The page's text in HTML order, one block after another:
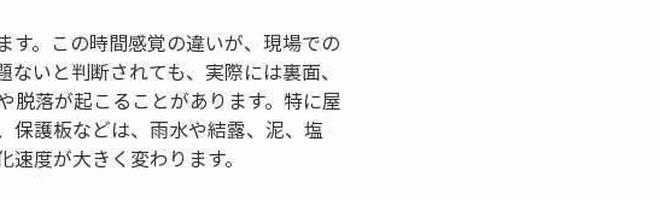
。この時間感覚の違いが、現場での
いと判断されても、実際には裏面、
脱落が起こることがあります。特に屋
保護板などは、雨水や結露、泥、塩
度が大きく変わります。